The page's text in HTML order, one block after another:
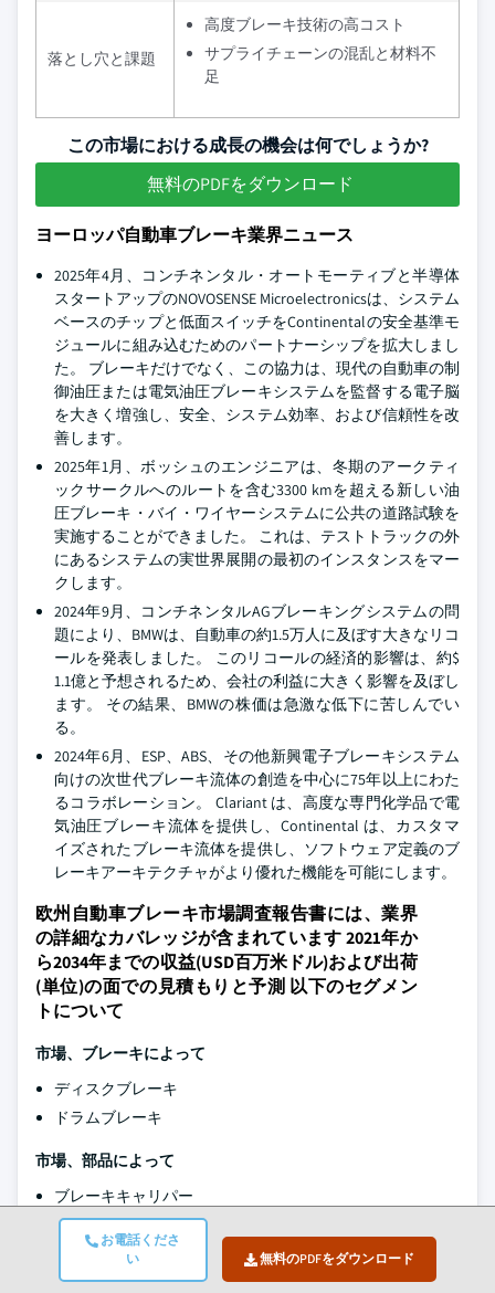
お電話くださ
い
無料のPDFをダウンロード
落とし穴と課題
高度ブレーキ技術の高コスト
サプライチェーンの混乱と材料不
足
この市場における成長の機会は何でしょうか?
無料のPDFをダウンロード
ヨーロッパ自動車ブレーキ業界ニュース
2025年4月、コンチネンタル・オートモーティブと半導体
スタートアップのNOVOSENSE Microelectronicsは、システム
ベースのチップと低面スイッチをContinentalの安全基準モ
ジュールに組み込むためのパートナーシップを拡大しまし
た。 ブレーキだけでなく、この協力は、現代の自動車の制
御油圧または電気油圧ブレーキシステムを監督する電子脳
を大きく増強し、安全、システム効率、および信頼性を改
善します。
2025年1月、ボッシュのエンジニアは、冬期のアークティ
ックサークルへのルートを含む3300 kmを超える新しい油
圧ブレーキ・バイ・ワイヤーシステムに公共の道路試験を
実施することができました。 これは、テストトラックの外
にあるシステムの実世界展開の最初のインスタンスをマー
クします。
2024年9月、コンチネンタルAGブレーキングシステムの問
題により、BMWは、自動車の約1.5万人に及ぼす大きなリコ
ールを発表しました。 このリコールの経済的影響は、約$
1.1億と予想されるため、会社の利益に大きく影響を及ぼし
ます。 その結果、BMWの株価は急激な低下に苦しんでい
る。
2024年6月、ESP、ABS、その他新興電子ブレーキシステム
向けの次世代ブレーキ流体の創造を中心に75年以上にわた
るコラボレーション。 Clariant は、高度な専門化学品で電
気油圧ブレーキ流体を提供し、Continental は、カスタマ
イズされたブレーキ流体を提供し、ソフトウェア定義のブ
レーキアーキテクチャがより優れた機能を可能にします。
欧州自動車ブレーキ市場調査報告書には、業界
の詳細なカバレッジが含まれています 2021年か
ら2034年までの収益(USD百万米ドル)および出荷
(単位)の面での見積もりと予測 以下のセグメン
トについて
市場、ブレーキによって
ディスクブレーキ
ドラムブレーキ
市場、部品によって
ブレーキキャリパー
ブレーキパッド/靴
ブレーキ回転子/ディスク
ブレーキドラム